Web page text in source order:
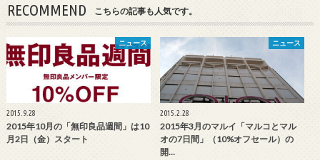
RECOMMEND こちらの記事も人気です。
ニュース
2015.9.28
2015年10月の「無印良品週間」は10
月2日（金）スタート
ニュース
2015.2.28
2015年3月のマルイ「マルコとマル
オの7日間」（10%オフセール）の
開…